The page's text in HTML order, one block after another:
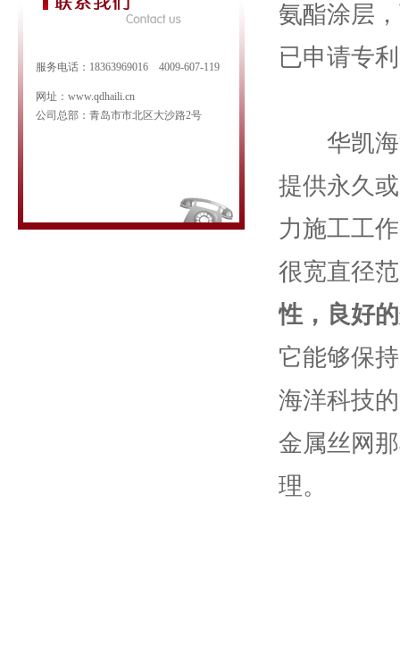
服务电话：18363969016 4009-607-119
网址：www.qdhaili.cn
公司总部：青岛市市北区大沙路2号
氨酯涂层
已申请专
华凯海
提供永久
力施工工
很宽直径
性，良好
它能够保
海洋科技
金属丝网
理。